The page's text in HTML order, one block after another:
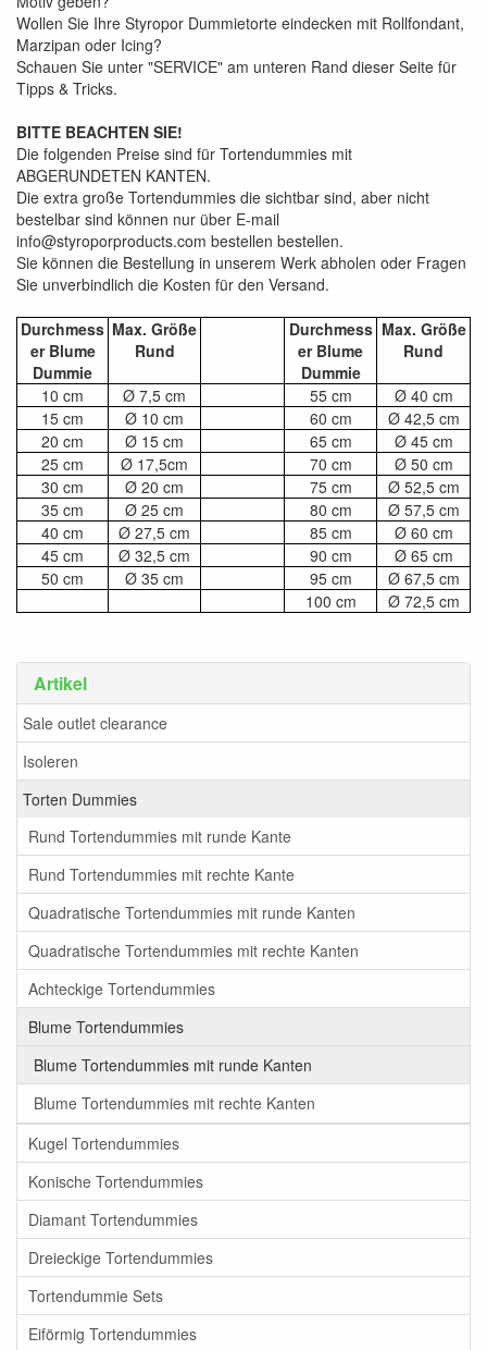
Artikel
Sale outlet clearance
Isoleren
Torten Dummies
Rund Tortendummies mit runde Kante
Rund Tortendummies mit rechte Kante
Quadratische Tortendummies mit runde Kanten
Quadratische Tortendummies mit rechte Kanten
Achteckige Tortendummies
Blume Tortendummies
Blume Tortendummies mit runde Kanten
Blume Tortendummies mit rechte Kanten
Kugel Tortendummies
Konische Tortendummies
Diamant Tortendummies
Dreieckige Tortendummies
Tortendummie Sets
Eiförmig Tortendummies
Wollen Sie Ihre Styropor Dummietorte eindecken mit Rollfondant,
Marzipan oder Icing?
Schauen Sie unter "SERVICE" am unteren Rand dieser Seite für
Tipps & Tricks.
BITTE BEACHTEN SIE!
Die folgenden Preise sind für Tortendummies mit
ABGERUNDETEN KANTEN.
Die extra große Tortendummies die sichtbar sind, aber nicht
bestelbar sind können nur über E-mail
info@styroporproducts.com bestellen bestellen.
Sie können die Bestellung in unserem Werk abholen oder Fragen
Sie unverbindlich die Kosten für den Versand.
Durchmess
er Blume
Dummie
Max. Größe
Rund
Durchmess
er Blume
Dummie
Max. Größe
Rund
10 cm Ø 7,5 cm 55 cm
Ø 40 cm
15 cm
Ø 10 cm 60 cm
Ø 42,5 cm
20 cm
Ø 15 cm 65 cm
Ø 45 cm
25 cm
Ø 17,5cm 70 cm
Ø 50 cm
30 cm
Ø 20 cm 75 cm
Ø 52,5 cm
35 cm
Ø 25 cm 80 cm
Ø 57,5 cm
40 cm
Ø 27,5 cm 85 cm
Ø 60 cm
45 cm
Ø 32,5 cm 90 cm
Ø 65 cm
50 cm
Ø 35 cm 95 cm
Ø 67,5 cm
100 cm
Ø 72,5 cm